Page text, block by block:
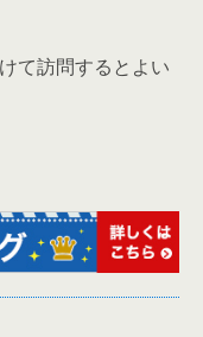
て訪問するとよい